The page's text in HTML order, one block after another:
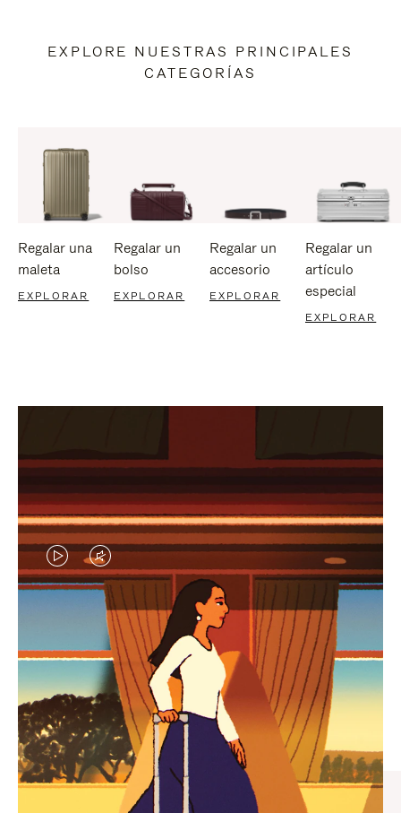
EXPLORE NUESTRAS PRINCIPALES
CATEGORÍAS
Regalar una
maleta
EXPLORAR
Regalar un
bolso
EXPLORAR
Regalar un
accesorio
EXPLORAR
Regalar un
artículo
especial
EXPLORAR
EL
VÍDEO
ESTÁ
PAUSADO,
PULSE
PARA
PAUSARLO.
EL
SONIDO
DEL
VÍDEO
ESTÁ
DESACTIVADO:
PULSE
PARA
IDAS DE REGALO CUIDADOSAMENTE ELEGIDAS
Encuentre su compañero de
viaje ideal